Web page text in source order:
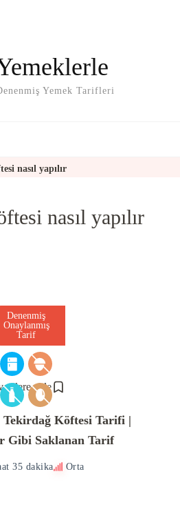
Yemek Tarifleri
nasıl yapılır
nasıl yapılır
ekle
Denenmiş
Onaylanmış
Tarif
Tekirdağ Köftesi Tarifi |
Gibi Saklanan Tarif
35 dakika Orta